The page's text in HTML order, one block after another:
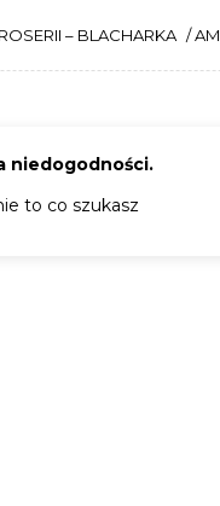
– BLACHARKA /
niedogodności.
to co szukasz